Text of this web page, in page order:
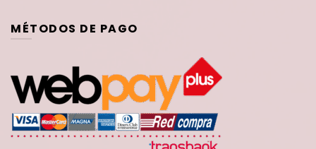
MÉTODOS DE PAGO